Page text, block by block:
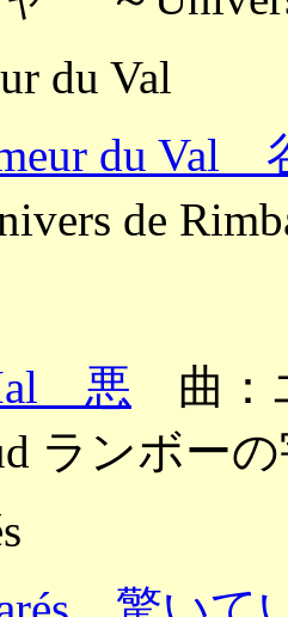
du Val
du Val
de
悪 曲：
ランボー